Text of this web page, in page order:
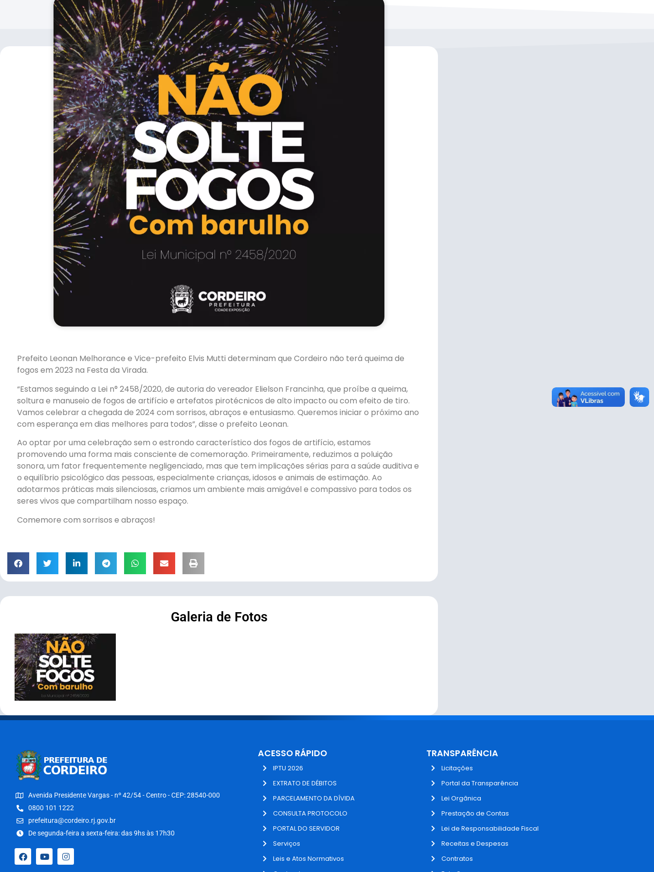
Prefeito Leonan Melhorance e Vice-prefeito Elvis Mutti determinam que Cordeiro não terá queima de
fogos em 2023 na Festa da Virada.
“Estamos seguindo a Lei n° 2458/2020, de autoria do vereador Elielson Francinha, que proíbe a queima,
soltura e manuseio de fogos de artifício e artefatos pirotécnicos de alto impacto ou com efeito de tiro.
Vamos celebrar a chegada de 2024 com sorrisos, abraços e entusiasmo. Queremos iniciar o próximo ano
com esperança em dias melhores para todos”, disse o prefeito Leonan.
Ao optar por uma celebração sem o estrondo característico dos fogos de artifício, estamos
promovendo uma forma mais consciente de comemoração. Primeiramente, reduzimos a poluição
sonora, um fator frequentemente negligenciado, mas que tem implicações sérias para a saúde auditiva e
o equilíbrio psicológico das pessoas, especialmente crianças, idosos e animais de estimação. Ao
adotarmos práticas mais silenciosas, criamos um ambiente mais amigável e compassivo para todos os
seres vivos que compartilham nosso espaço.
Comemore com sorrisos e abraços!
Galeria de Fotos
Avenida Presidente Vargas - nº 42/54 - Centro - CEP: 28540-000
0800 101 1222
prefeitura@cordeiro.rj.gov.br
De segunda-feira a sexta-feira: das 9hs às 17h30
ACESSO RÁPIDO
IPTU 2026
EXTRATO DE DÉBITOS
PARCELAMENTO DA DÍVIDA
CONSULTA PROTOCOLO
PORTAL DO SERVIDOR
Serviços
Leis e Atos Normativos
TRANSPARÊNCIA
Licitações
Portal da Transparência
Lei Orgânica
Prestação de Contas
Lei de Responsabilidade Fiscal
Receitas e Despesas
Contratos